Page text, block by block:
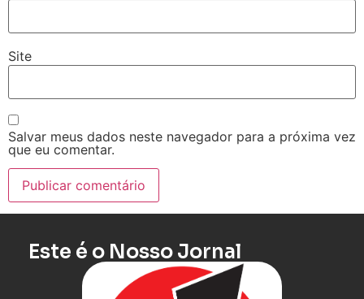
Site
Salvar meus dados neste navegador para a próxima vez
que eu comentar.
Este é o Nosso Jornal